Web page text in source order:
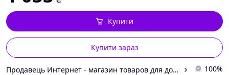
Купити зараз
Купити
Продавець Интернет - магазин товаров для дома "Leroni" 100%